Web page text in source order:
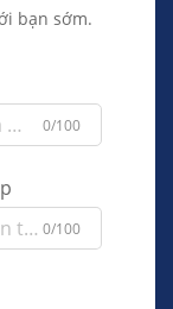
bạn sớm.
0/100
0/100